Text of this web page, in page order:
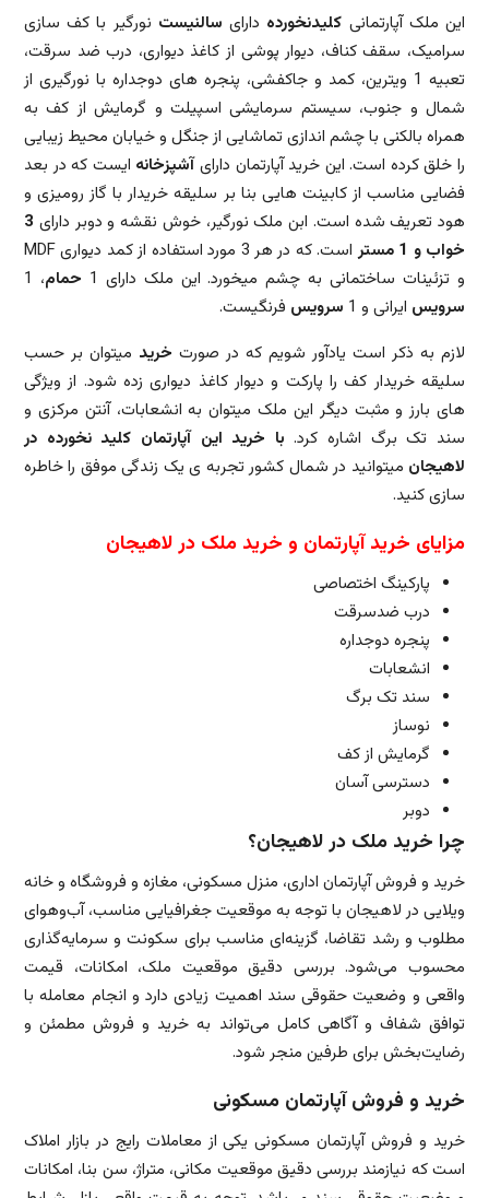
این ملک آپارتمانی کلیدنخورده دارای سالنیست نورگیر با کف سازی
سرامیک، سقف کناف، دیوار پوشی از کاغذ دیواری، درب ضد سرقت،
تعبیه 1 ویترین، کمد و جاکفشی، پنجره های دوجداره با نورگیری از
شمال و جنوب، سیستم سرمایشی اسپیلت و گرمایش از کف به
همراه بالکنی با چشم اندازی تماشایی از جنگل و خیابان محیط زیبایی
را خلق کرده است. این خرید آپارتمان دارایآشپزخانه ایست که در بعد
فضایی مناسب از کابینت هایی بنا بر سلیقه خریدار با گاز رومیزی و
هود تعریف شده است. ابن ملک نورگیر، خوش نقشه و دوبر دارای 3
خواب و 1 مستر
است. که در هر 3 مورد استفاده از کمد دیواری MDF
و تزئینات ساختمانی به چشم میخورد. این ملک دارای 1
حمام، 1
سرویس ایرانی و 1 سرویس فرنگیست.
لازم به ذکر است یادآور شویم که در صورت خرید میتوان بر حسب
سلیقه خریدار کف را پارکت و دیوار کاغذ دیواری زده شود. از ویژگی
های بارز و مثبت دیگر این ملک میتوان به انشعابات، آنتن مرکزی و
سند تک برگ اشاره کرد. با خرید این آپارتمان کلید نخورده در
لاهیجان میتوانید در شمال کشور تجربه ی یک زندگی موفق را خاطره
سازی کنید.
مزایای خرید آپارتمان و خرید ملک در لاهیجان
پارکینگ اختصاصی
درب ضدسرقت
پنجره دوجداره
انشعابات
سند تک برگ
نوساز
گرمایش از کف
دسترسی آسان
دوبر
چرا خرید ملک در لاهیجان؟
خرید و فروش آپارتمان اداری، منزل مسکونی، مغازه و فروشگاه و خانه
ویلایی در لاهیجان با توجه به موقعیت جغرافیایی مناسب، آب‌وهوای
مطلوب و رشد تقاضا، گزینه‌ای مناسب برای سکونت و سرمایه‌گذاری
محسوب می‌شود. بررسی دقیق موقعیت ملک، امکانات، قیمت
واقعی و وضعیت حقوقی سند اهمیت زیادی دارد و انجام معامله با
توافق شفاف و آگاهی کامل می‌تواند به خرید و فروش مطمئن و
رضایت‌بخش برای طرفین منجر شود.
خرید و فروش آپارتمان مسکونی
خرید و فروش آپارتمان مسکونی یکی از معاملات رایج در بازار املاک
است که نیازمند بررسی دقیق موقعیت مکانی، متراژ، سن بنا، امکانات